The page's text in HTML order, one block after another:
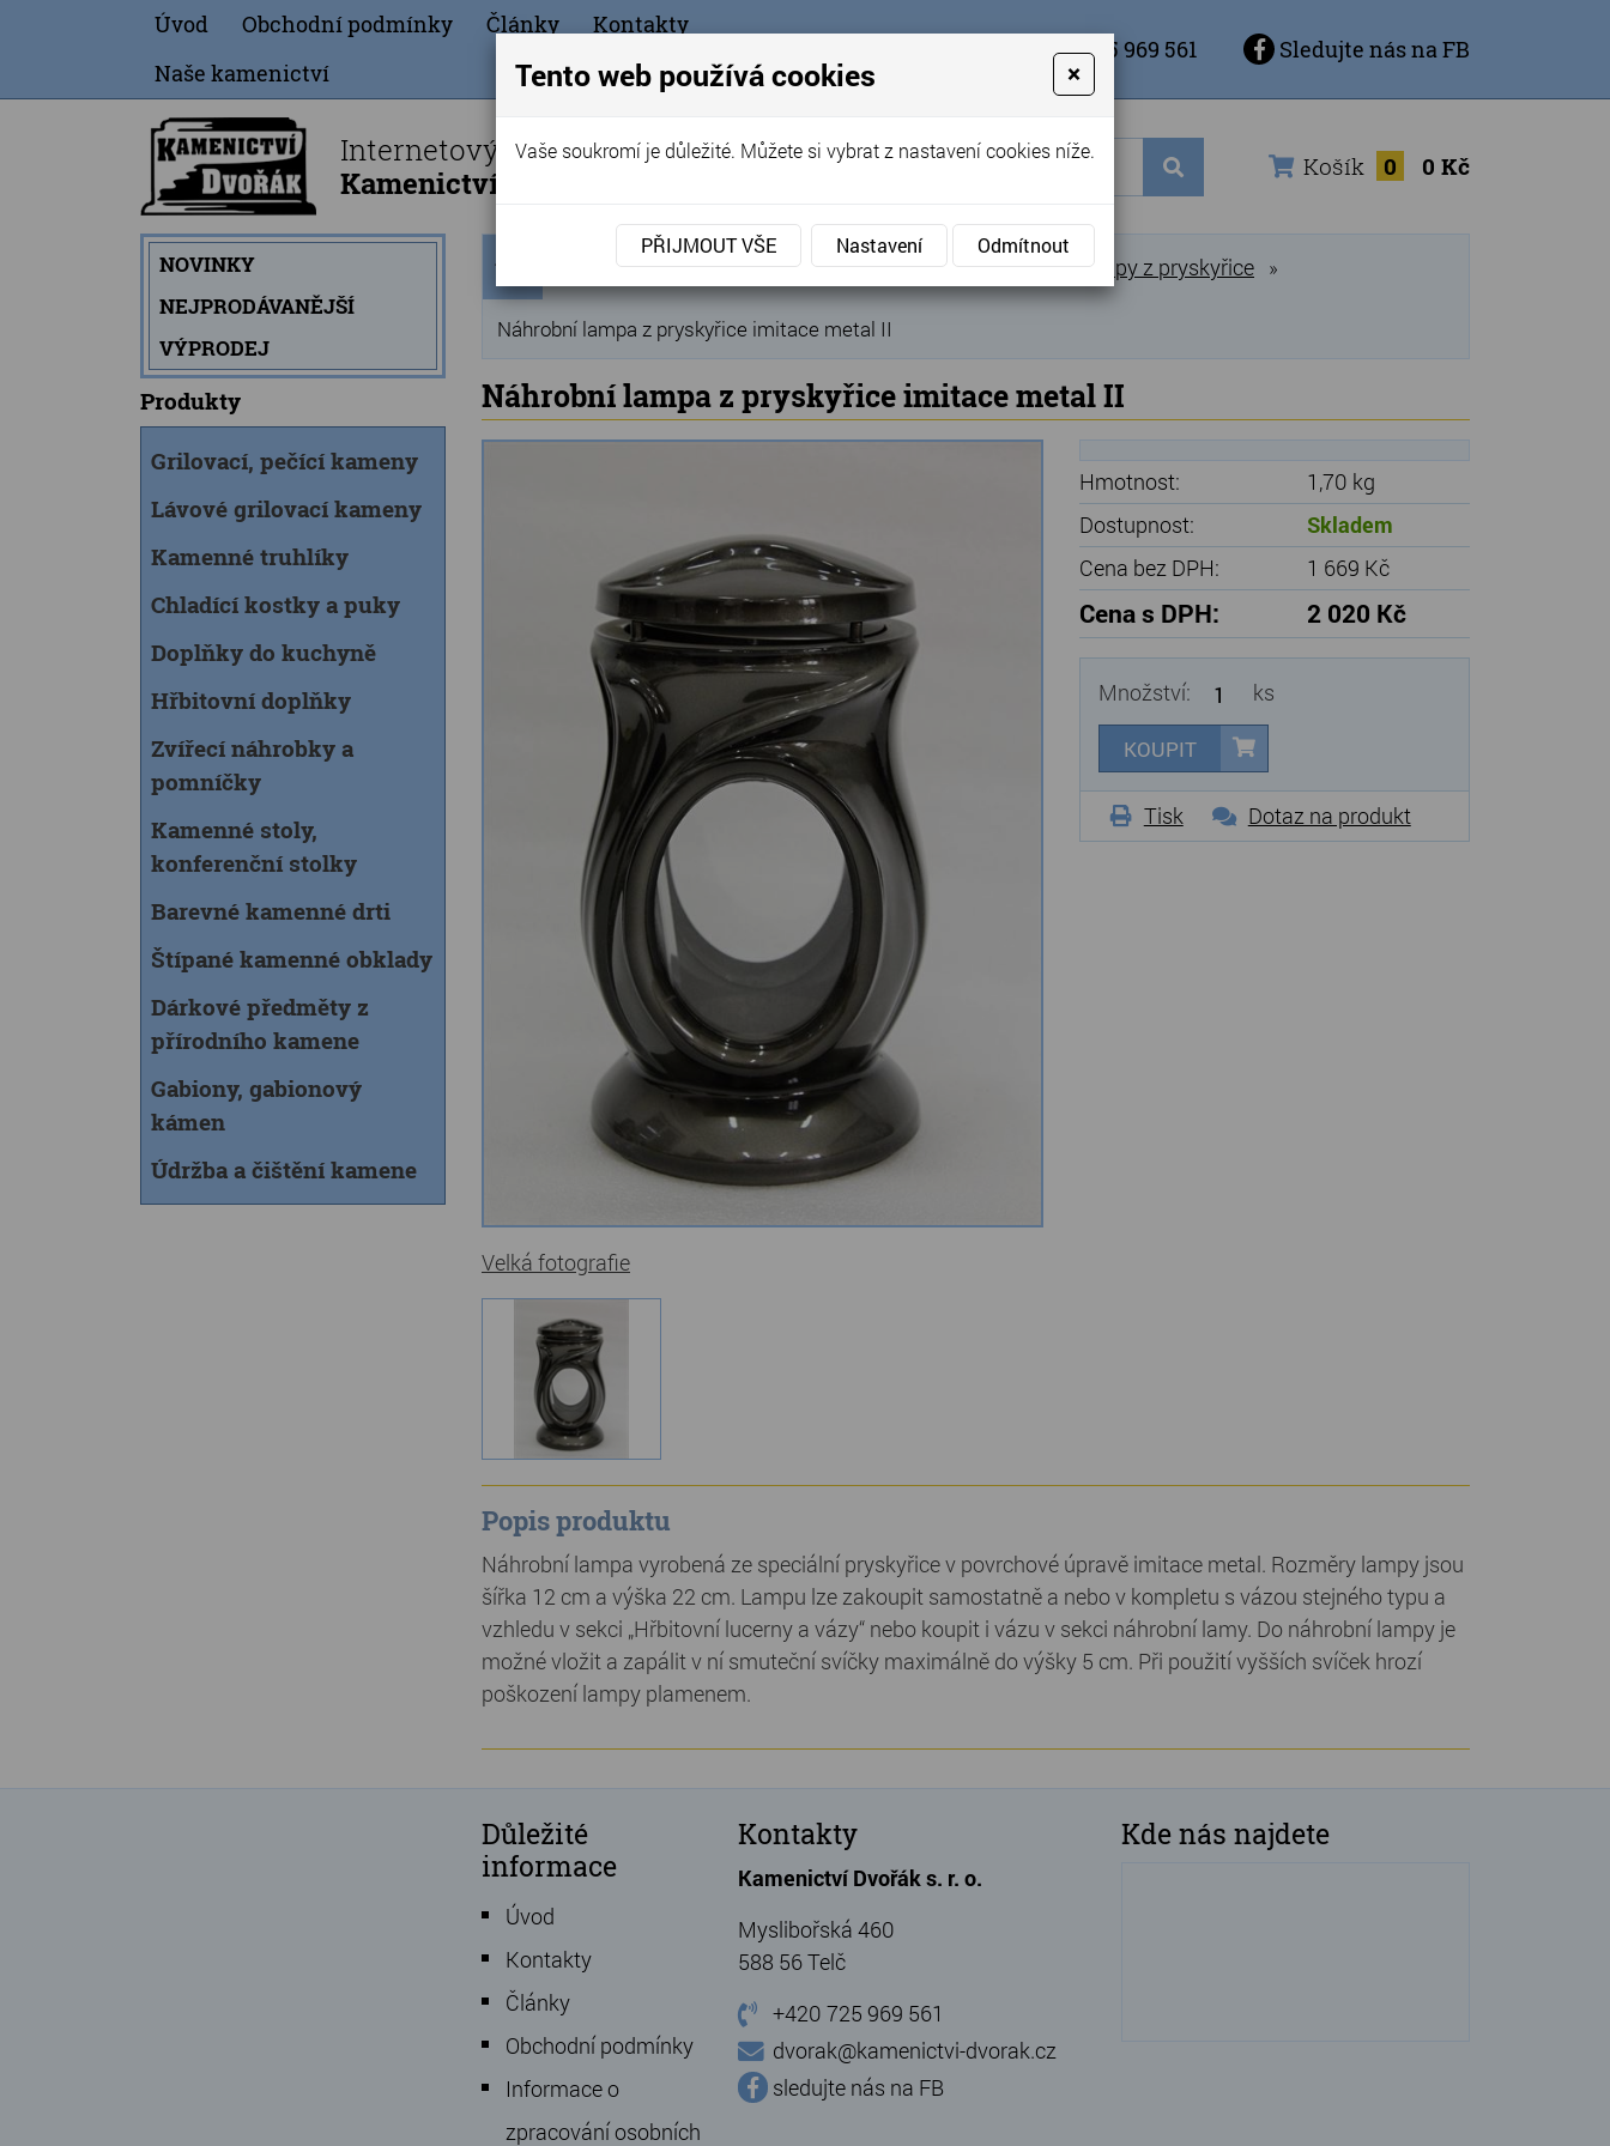
Úvod Obchodní podmínky Články
Kontakty
Naše kamenictví
+420 725 969 561 Sledujte nás na FB
Internetový obchod
Kamenictví Dvořák - Telč
Košík 0 0 Kč
NOVINKY
NEJPRODÁVANĚJŠÍ
VÝPRODEJ
Produkty
Grilovací, pečící kameny
Lávové grilovací kameny
Kamenné truhlíky
Chladící kostky a puky
Doplňky do kuchyně
Hřbitovní doplňky
Zvířecí náhrobky a
pomníčky
Kamenné stoly,
konferenční stolky
Barevné kamenné drti
Štípané kamenné obklady
Dárkové předměty z
přírodního kamene
Gabiony, gabionový
kámen
Údržba a čištění kamene
stránka
Produkty » Hřbitovní doplňky » Náhrobní lampy » Lampy z pryskyřice »
Náhrobní lampa z pryskyřice imitace metal II
Náhrobní lampa z pryskyřice imitace metal II
Velká fotografie
Hmotnost:
1,70 kg
Dostupnost:
Skladem
Cena bez DPH:
1 669 Kč
Cena s DPH: 2 020 Kč
Množství: ks
KOUPIT
Tisk Dotaz na produkt
Popis produktu
Náhrobní lampa vyrobená ze speciální pryskyřice v povrchové úpravě imitace metal. Rozměry lampy jsou
šířka 12 cm a výška 22 cm. Lampu lze zakoupit samostatně a nebo v kompletu s vázou stejného typu a
vzhledu v sekci „Hřbitovní lucerny a vázy“ nebo koupit i vázu v sekci náhrobní lamy. Do náhrobní lampy je
možné vložit a zapálit v ní smuteční svíčky maximálně do výšky 5 cm. Při použití vyšších svíček hrozí
poškození lampy plamenem.
Důležité
informace
Úvod
Kontakty
Články
Obchodní podmínky
Informace o
zpracování osobních
Kontakty
Kamenictví Dvořák s. r. o.
Myslibořská 460
588 56 Telč
+420 725 969 561
dvorak@kamenictvi-dvorak.cz
sledujte nás na FB
Kde nás najdete
Tento web používá cookies ×
Vaše soukromí je důležité. Můžete si vybrat z nastavení cookies níže.
PŘIJMOUT VŠE Nastavení Odmítnout